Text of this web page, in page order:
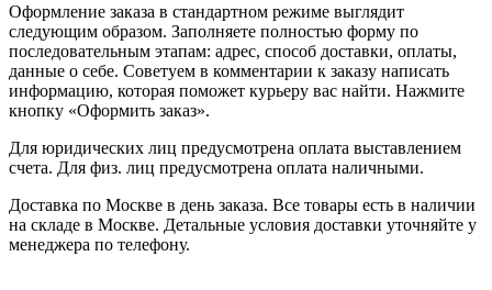
Оформление заказа в стандартном режиме выглядит
следующим образом. Заполняете полностью форму по
последовательным этапам: адрес, способ доставки, оплаты,
данные о себе. Советуем в комментарии к заказу написать
информацию, которая поможет курьеру вас найти. Нажмите
кнопку «Оформить заказ».
Для юридических лиц предусмотрена оплата выставлением
счета. Для физ. лиц предусмотрена оплата наличными.
Доставка по Москве в день заказа. Все товары есть в наличии
на складе в Москве. Детальные условия доставки уточняйте у
менеджера по телефону.